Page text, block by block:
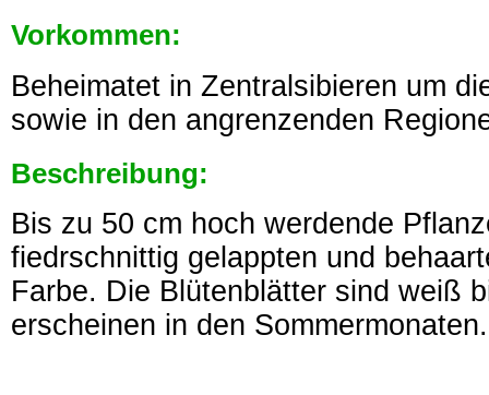
Vorkommen:
Beheimatet in Zentralsibieren um
sowie in den angrenzenden
Beschreibung:
Bis zu 50 cm hoch werdende
fiedrschnittig gelappten und
Farbe. Die Blütenblätter sind weiß
erscheinen in den Sommermonaten.